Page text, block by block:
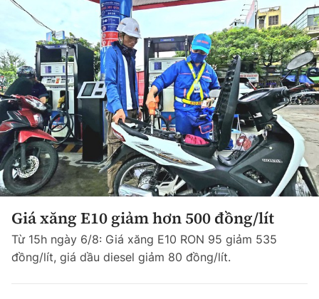
Giá xăng E10 giảm hơn 500 đồng/lít
Từ 15h ngày 6/8: Giá xăng E10 RON 95 giảm 535
đồng/lít, giá dầu diesel giảm 80 đồng/lít.